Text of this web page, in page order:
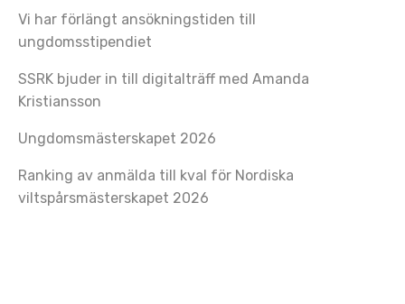
Vi har förlängt ansökningstiden till
ungdomsstipendiet
SSRK bjuder in till digitalträff med Amanda
Kristiansson
Ungdomsmästerskapet 2026
Ranking av anmälda till kval för Nordiska
viltspårsmästerskapet 2026